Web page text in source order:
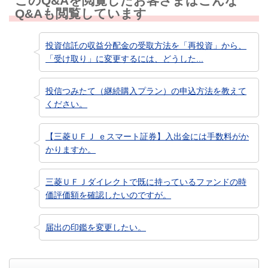
Q&Aも閲覧しています
投資信託の収益分配金の受取方法を「再投資」から、
「受け取り」に変更するには、どうした...
投信つみたて（継続購入プラン）の申込方法を教えて
ください。
【三菱ＵＦＪ ｅスマート証券】入出金には手数料がか
かりますか。
三菱ＵＦＪダイレクトで既に持っているファンドの時
価評価額を確認したいのですが。
届出の印鑑を変更したい。